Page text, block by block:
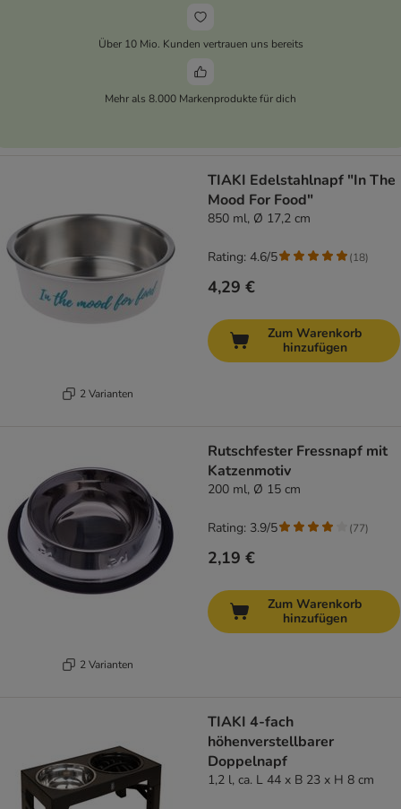
Über 10 Mio. Kunden vertrauen uns bereits
Mehr als 8.000 Markenprodukte für dich
2 Varianten
TIAKI Edelstahlnapf "In The
Mood For Food"
850 ml, Ø 17,2 cm
4,29 €
Rating: 4.6/5 (18)
Zum Warenkorb
hinzufügen
2 Varianten
Rutschfester Fressnapf mit
Katzenmotiv
200 ml, Ø 15 cm
2,19 €
Rating: 3.9/5 (77)
Zum Warenkorb
hinzufügen
TIAKI 4-fach
höhenverstellbarer
Doppelnapf
1,2 l, ca. L 44 x B 23 x H 8 cm